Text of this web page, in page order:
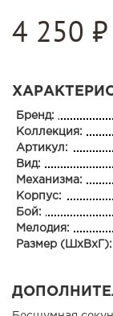
4 250 ₽
Бренд:
Коллекция:
Артикул:
Вид:
Механизма:
Корпус:
Бой:
Мелодия:
Размер (ШхВхГ):